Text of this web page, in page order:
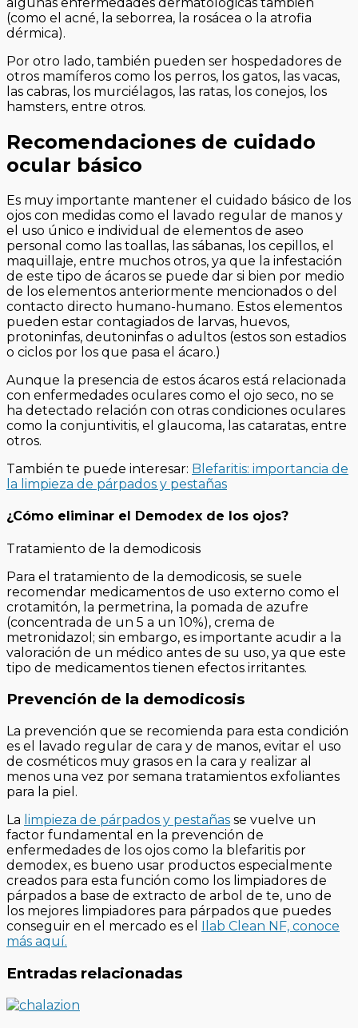
algunas enfermedades dermatológicas también
(como el acné, la seborrea, la rosácea o la atrofia
dérmica).
Por otro lado, también pueden ser hospedadores de
otros mamíferos como los perros, los gatos, las vacas,
las cabras, los murciélagos, las ratas, los conejos, los
hamsters, entre otros.
Recomendaciones de cuidado
ocular básico
Es muy importante mantener el cuidado básico de los
ojos con medidas como el lavado regular de manos y
el uso único e individual de elementos de aseo
personal como las toallas, las sábanas, los cepillos, el
maquillaje, entre muchos otros, ya que la infestación
de este tipo de ácaros se puede dar si bien por medio
de los elementos anteriormente mencionados o del
contacto directo humano-humano. Estos elementos
pueden estar contagiados de larvas, huevos,
protoninfas, deutoninfas o adultos (estos son estadios
o ciclos por los que pasa el ácaro.)
Aunque la presencia de estos ácaros está relacionada
con enfermedades oculares como el ojo seco, no se
ha detectado relación con otras condiciones oculares
como la conjuntivitis, el glaucoma, las cataratas, entre
otros.
También te puede interesar: Blefaritis: importancia de
la limpieza de párpados y pestañas
¿Cómo eliminar el Demodex de los ojos?
Tratamiento de la demodicosis
Para el tratamiento de la demodicosis, se suele
recomendar medicamentos de uso externo como el
crotamitón, la permetrina, la pomada de azufre
(concentrada de un 5 a un 10%), crema de
metronidazol; sin embargo, es importante acudir a la
valoración de un médico antes de su uso, ya que este
tipo de medicamentos tienen efectos irritantes.
Prevención de la demodicosis
La prevención que se recomienda para esta condición
es el lavado regular de cara y de manos, evitar el uso
de cosméticos muy grasos en la cara y realizar al
menos una vez por semana tratamientos exfoliantes
para la piel.
La limpieza de párpados y pestañas se vuelve un
factor fundamental en la prevención de
enfermedades de los ojos como la blefaritis por
demodex, es bueno usar productos especialmente
creados para esta función como los limpiadores de
párpados a base de extracto de arbol de te, uno de
los mejores limpiadores para párpados que puedes
conseguir en el mercado es el Ilab Clean NF, conoce
más aquí.
Entradas relacionadas